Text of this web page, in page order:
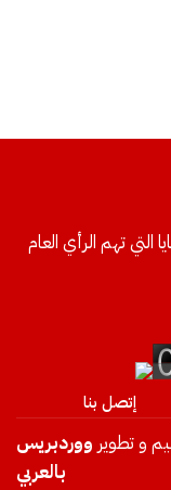
تهم الرأي العام
إتصل بنا
و تطوير ووردبريس
بالعربي